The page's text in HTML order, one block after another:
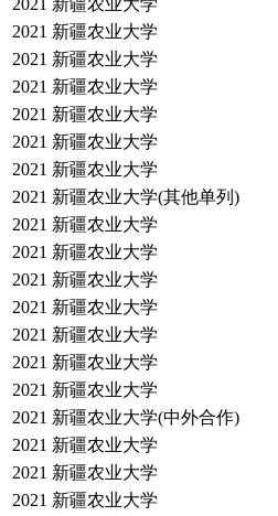
2021 新疆农业大学
2021 新疆农业大学
2021 新疆农业大学
2021 新疆农业大学
2021 新疆农业大学
2021 新疆农业大学
2021 新疆农业大学(其他单列)
2021 新疆农业大学
2021 新疆农业大学
2021 新疆农业大学
2021 新疆农业大学
2021 新疆农业大学
2021 新疆农业大学
2021 新疆农业大学
2021 新疆农业大学(中外合作)
2021 新疆农业大学
2021 新疆农业大学
2021 新疆农业大学